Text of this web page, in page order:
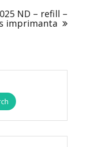
ND – refill –
imprimanta